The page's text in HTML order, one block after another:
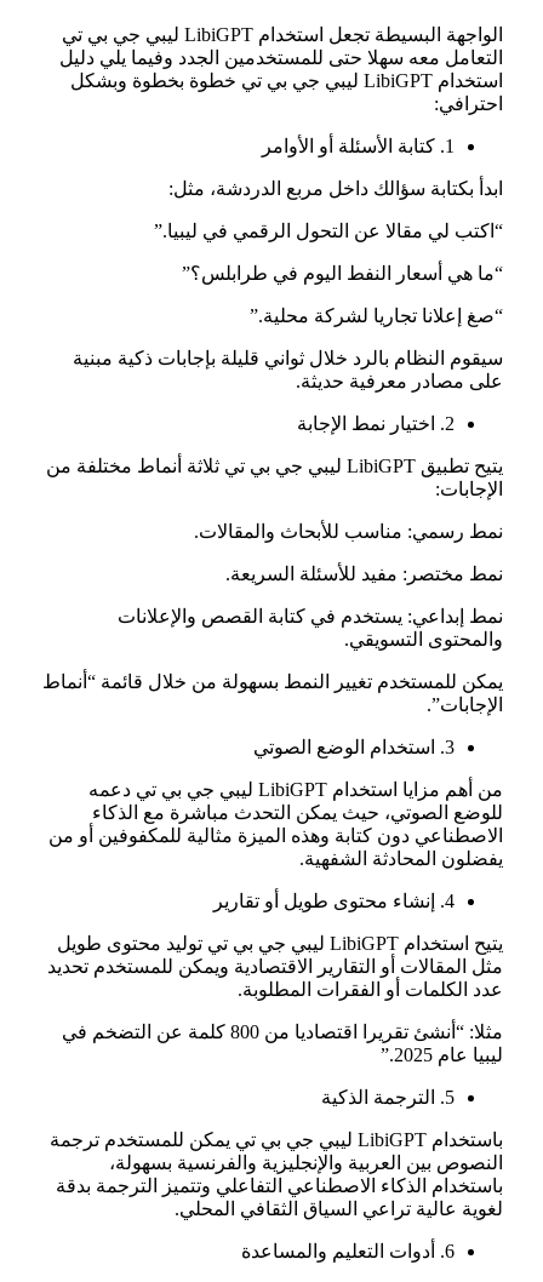
الواجهة البسيطة تجعل استخدام LibiGPT ليبي جي بي تي
التعامل معه سهلا حتى للمستخدمين الجدد وفيما يلي دليل
استخدام LibiGPT ليبي جي بي تي خطوة بخطوة وبشكل
احترافي:
ابدأ بكتابة سؤالك داخل مربع الدردشة، مثل:
“اكتب لي مقالا عن التحول الرقمي في ليبيا.”
“ما هي أسعار النفط اليوم في طرابلس؟”
“صغ إعلانا تجاريا لشركة محلية.”
سيقوم النظام بالرد خلال ثواني قليلة بإجابات ذكية مبنية
على مصادر معرفية حديثة.
يتيح تطبيق LibiGPT ليبي جي بي تي ثلاثة أنماط مختلفة من
الإجابات:
نمط رسمي: مناسب للأبحاث والمقالات.
نمط مختصر: مفيد للأسئلة السريعة.
نمط إبداعي: يستخدم في كتابة القصص والإعلانات
والمحتوى التسويقي.
يمكن للمستخدم تغيير النمط بسهولة من خلال قائمة “أنماط
الإجابات”.
من أهم مزايا استخدام LibiGPT ليبي جي بي تي دعمه
للوضع الصوتي، حيث يمكن التحدث مباشرة مع الذكاء
الاصطناعي دون كتابة وهذه الميزة مثالية للمكفوفين أو من
يفضلون المحادثة الشفهية.
يتيح استخدام LibiGPT ليبي جي بي تي توليد محتوى طويل
مثل المقالات أو التقارير الاقتصادية ويمكن للمستخدم تحديد
عدد الكلمات أو الفقرات المطلوبة.
مثلا: “أنشئ تقريرا اقتصاديا من 800 كلمة عن التضخم في
ليبيا عام 2025.”
باستخدام LibiGPT ليبي جي بي تي يمكن للمستخدم ترجمة
النصوص بين العربية والإنجليزية والفرنسية بسهولة،
باستخدام الذكاء الاصطناعي التفاعلي وتتميز الترجمة بدقة
لغوية عالية تراعي السياق الثقافي المحلي.